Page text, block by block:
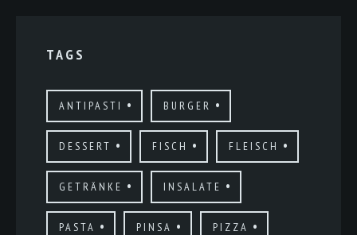
TAGS
ANTIPASTI BURGER
DESSERT FISCH FLEISCH
GETRÄNKE INSALATE
PASTA PINSA PIZZA